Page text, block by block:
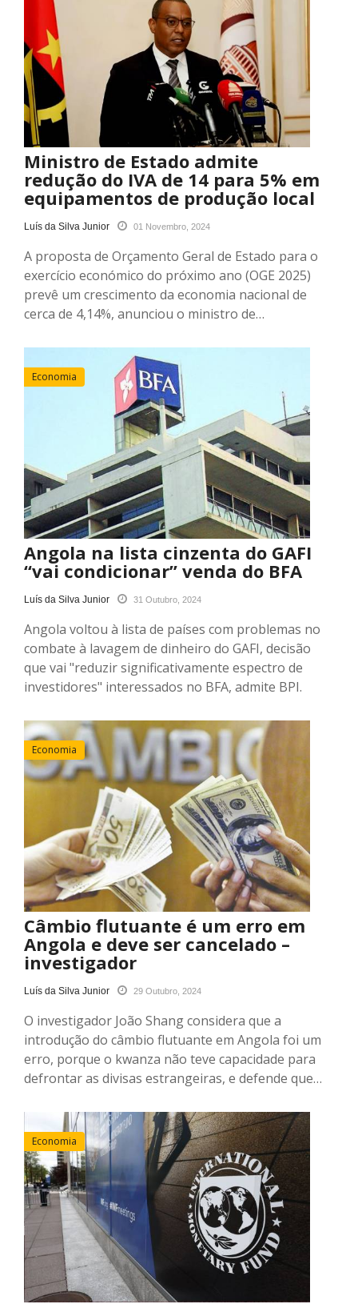
Ministro de Estado admite
redução do IVA de 14 para 5% em
equipamentos de produção local
Luís da Silva Junior 01 Novembro, 2024
A proposta de Orçamento Geral de Estado para o
exercício económico do próximo ano (OGE 2025)
prevê um crescimento da economia nacional de
cerca de 4,14%, anunciou o ministro de…
Economia
Angola na lista cinzenta do GAFI
“vai condicionar” venda do BFA
Luís da Silva Junior 31 Outubro, 2024
Angola voltou à lista de países com problemas no
combate à lavagem de dinheiro do GAFI, decisão
que vai "reduzir significativamente espectro de
investidores" interessados no BFA, admite BPI.
Economia
Câmbio flutuante é um erro em
Angola e deve ser cancelado –
investigador
Luís da Silva Junior 29 Outubro, 2024
O investigador João Shang considera que a
introdução do câmbio flutuante em Angola foi um
erro, porque o kwanza não teve capacidade para
defrontar as divisas estrangeiras, e defende que…
Economia